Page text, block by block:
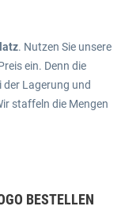
. Nutzen Sie unsere
ein. Denn die
Lagerung und
staffeln die Mengen
BESTELLEN